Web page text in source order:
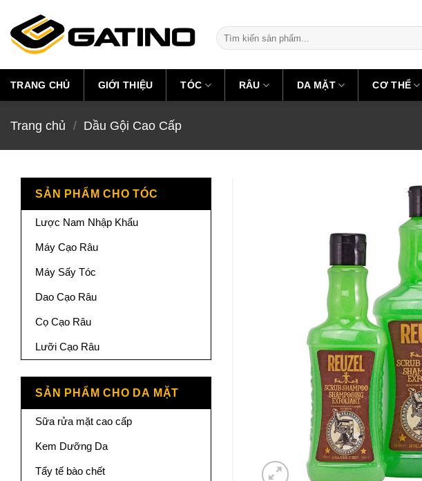
content
Tìm
kiếm:
TRANG CHỦ GIỚI THIỆU TÓC RÂU DA MẶT CƠ THỂ
Trang chủ / Dầu Gội Cao Cấp
SẢN PHẨM CHO TÓC
Lược Nam Nhập Khẩu
Máy Cạo Râu
Máy Sấy Tóc
Dao Cạo Râu
Cọ Cạo Râu
Lưỡi Cạo Râu
SẢN PHẨM CHO DA MẶT
Sữa rửa mặt cao cấp
Kem Dưỡng Da
Tẩy tế bào chết